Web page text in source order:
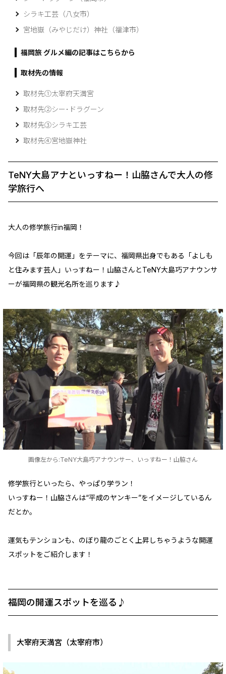
シラキ工芸（八女市）
宮地嶽（みやじだけ）神社（福津市）
福岡旅 グルメ編の記事はこちらから
取材先の情報
取材先➀太宰府天満宮
取材先➁シー･ドラグーン
取材先➂シラキ工芸
取材先➃宮地嶽神社
TeNY大島アナといっすねー！山脇さんで大人の修
学旅行へ
大人の修学旅行in福岡！
今回は「辰年の開運」をテーマに、福岡県出身でもある「よしも
と住みます芸人」いっすねー！山脇さんとTeNY大島巧アナウンサ
ーが福岡県の観光名所を巡ります♪
画像左から:TeNY大島巧アナウンサー、いっすねー！山脇さん
修学旅行といったら、やっぱり学ラン！
いっすねー！山脇さんは“平成のヤンキー”をイメージしているん
だとか。
運気もテンションも、のぼり龍のごとく上昇しちゃうような開運
スポットをご紹介します！
福岡の開運スポットを巡る♪
大宰府天満宮（太宰府市）